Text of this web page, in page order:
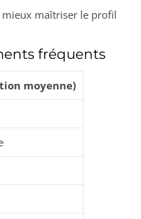
maîtriser le profil
fréquents
moyenne)